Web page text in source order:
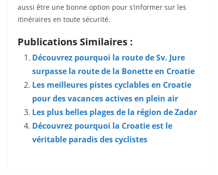
aussi être une bonne option pour s’informer sur les
itinéraires en toute sécurité.
Publications Similaires :
Découvrez pourquoi la route de Sv. Jure
surpasse la route de la Bonette en Croatie
Les meilleures pistes cyclables en Croatie
pour des vacances actives en plein air
Les plus belles plages de la région de Zadar
Découvrez pourquoi la Croatie est le
véritable paradis des cyclistes